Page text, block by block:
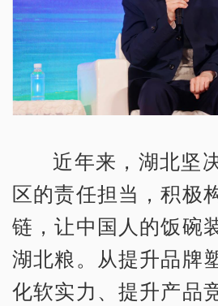
近年来，湖北坚
区的责任担当，积极
链，让中国人的饭碗
湖北粮。从提升品牌
化软实力、提升产品